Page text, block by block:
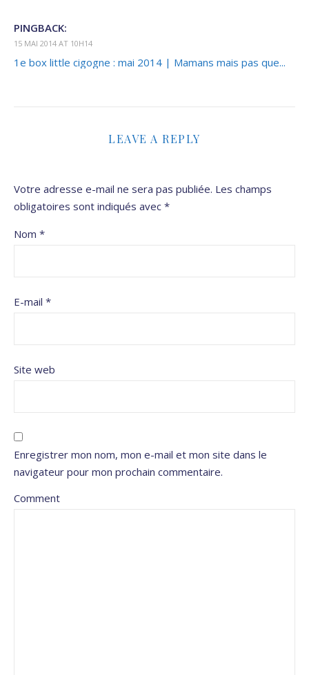
PINGBACK:
15 MAI 2014 AT 10H14
1e box little cigogne : mai 2014 | Mamans mais pas que...
LEAVE A REPLY
Votre adresse e-mail ne sera pas publiée. Les champs
obligatoires sont indiqués avec *
Nom *
E-mail *
Site web
Enregistrer mon nom, mon e-mail et mon site dans le
navigateur pour mon prochain commentaire.
Comment